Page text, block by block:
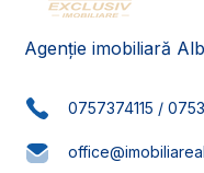
Agenție imobiliară
0757374115 /